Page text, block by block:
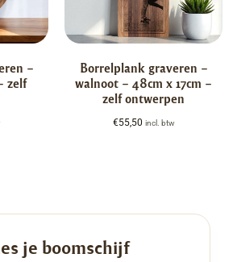
–
zelf
Borrelplank graveren –
walnoot – 48cm x 17cm –
zelf ontwerpen
€55,50 incl. btw
je boomschijf